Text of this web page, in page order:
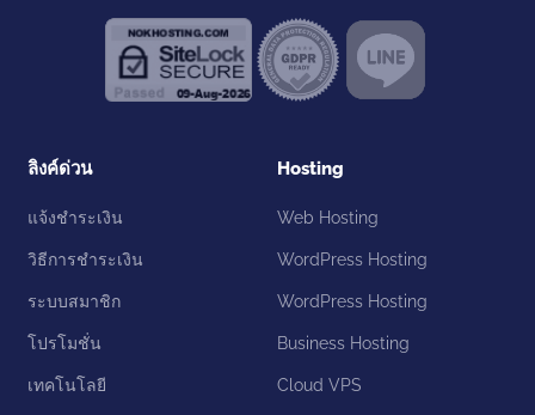
ลิงค์ด่วน
แจ้งชำระเงิน
วิธีการชำระเงิน
ระบบสมาชิก
โปรโมชั่น
เทคโนโลยี
Hosting
Web Hosting
WordPress Hosting
WordPress Hosting
Business Hosting
Cloud VPS